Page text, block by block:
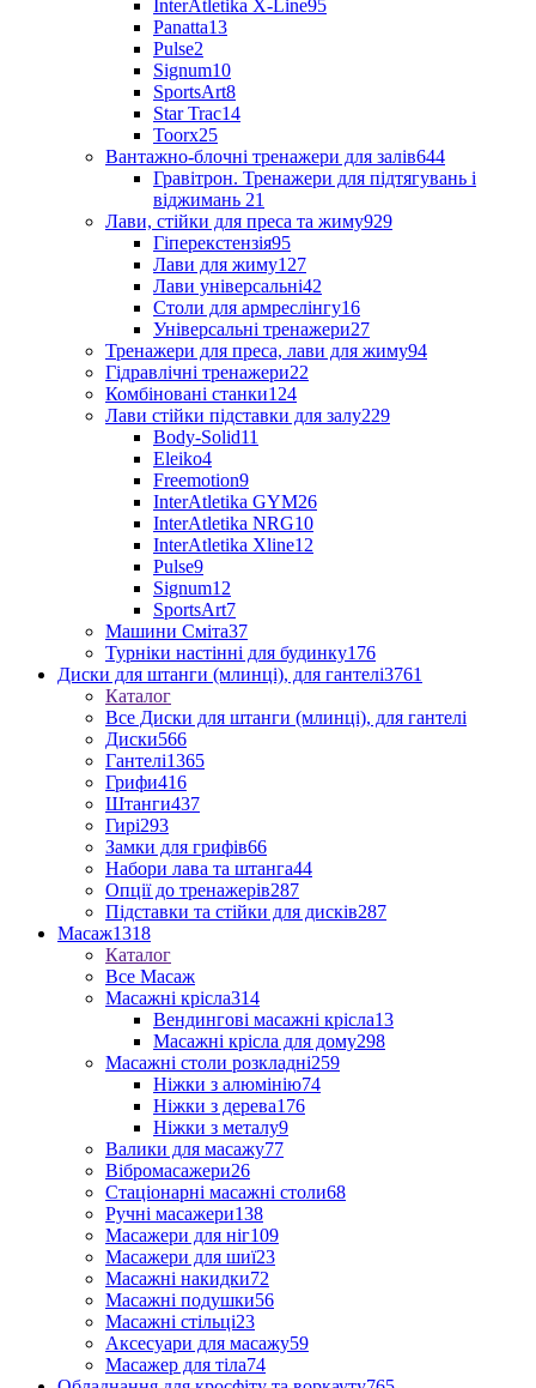
InterAtletika X-Line95
Panatta13
Pulse2
Signum10
SportsArt8
Star Trac14
Toorx25
Вантажно-блочні тренажери для залів644
Гравітрон. Тренажери для підтягувань і
віджимань 21
Лави, стійки для преса та жиму929
Гіперекстензія95
Лави для жиму127
Лави універсальні42
Столи для армреслінгу16
Універсальні тренажери27
Тренажери для преса, лави для жиму94
Гідравлічні тренажери22
Комбіновані станки124
Лави стійки підставки для залу229
Body-Solid11
Eleiko4
Freemotion9
InterAtletika GYM26
InterAtletika NRG10
InterAtletika Xline12
Pulse9
Signum12
SportsArt7
Машини Сміта37
Турніки настінні для будинку176
Диски для штанги (млинці), для гантелі3761
Каталог
Все Диски для штанги (млинці), для гантелі
Диски566
Гантелі1365
Грифи416
Штанги437
Гирі293
Замки для грифів66
Набори лава та штанга44
Опції до тренажерів287
Підставки та стійки для дисків287
Масаж1318
Каталог
Все Масаж
Масажні крісла314
Вендингові масажні крісла13
Масажні крісла для дому298
Масажні столи розкладні259
Ніжки з алюмінію74
Ніжки з дерева176
Ніжки з металу9
Валики для масажу77
Вібромасажери26
Стаціонарні масажні столи68
Ручні масажери138
Масажери для ніг109
Масажери для шиї23
Масажні накидки72
Масажні подушки56
Масажні стільці23
Аксесуари для масажу59
Масажер для тіла74